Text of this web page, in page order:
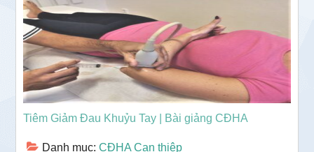
Tiêm Giảm Đau Khuỷu Tay | Bài giảng CĐHA
Danh mục:CĐHA Can thiệp